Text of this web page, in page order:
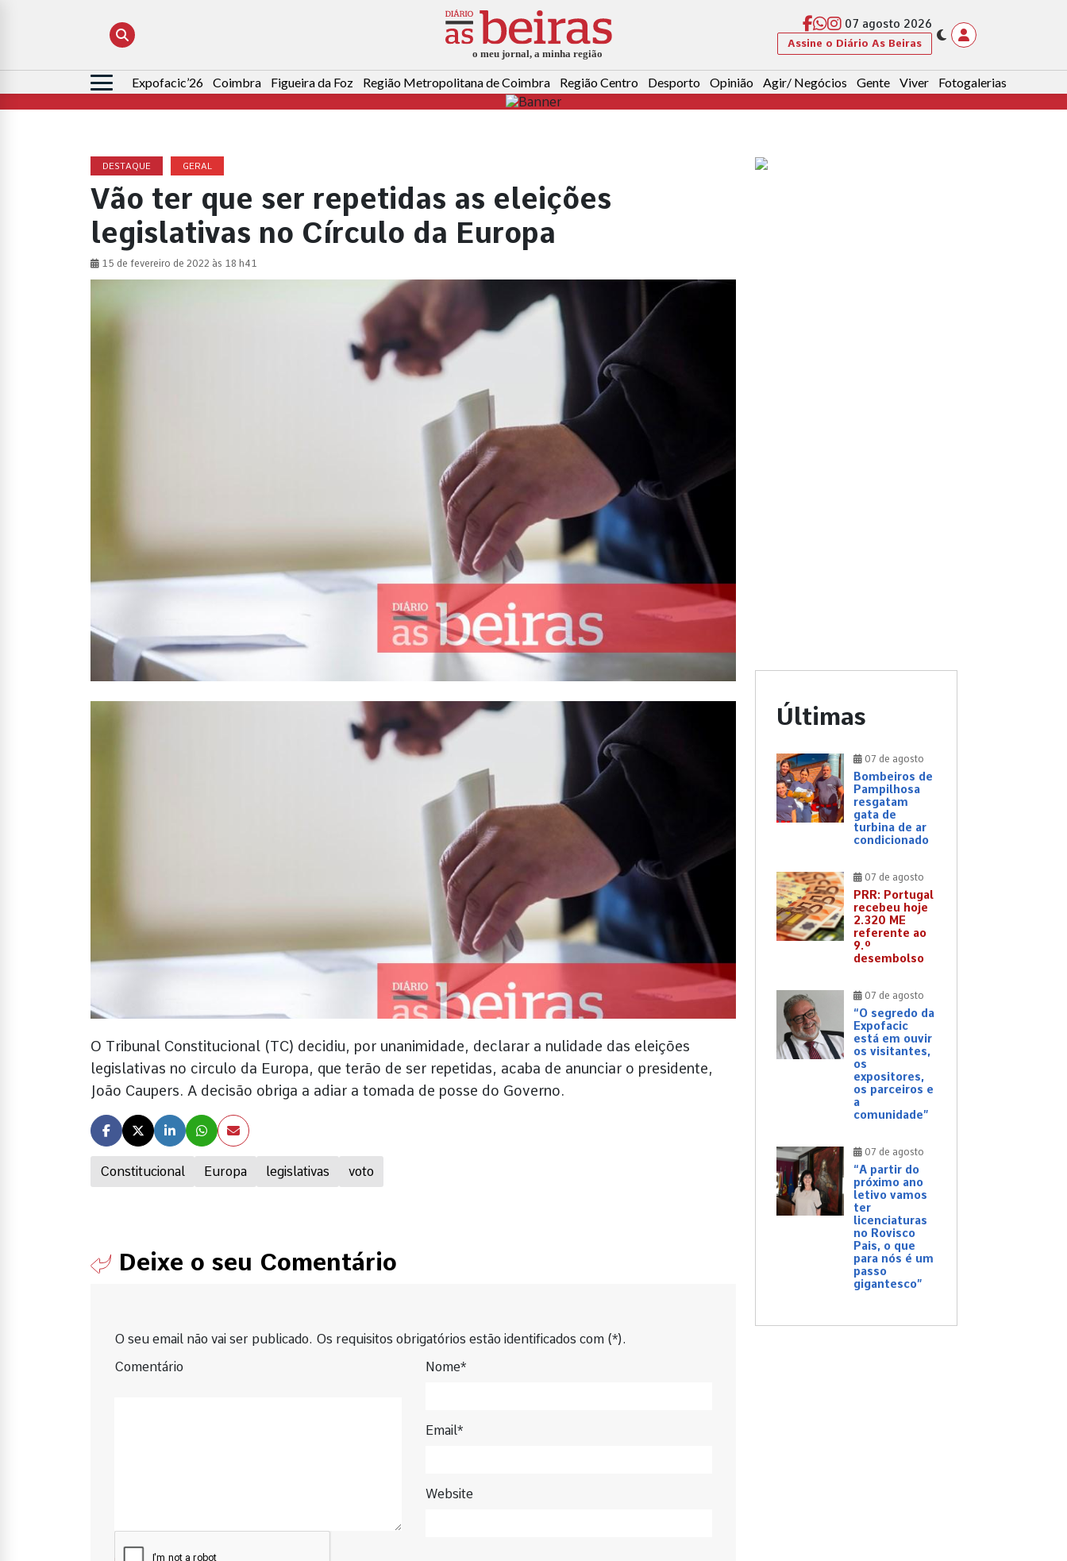
07 agosto 2026
Assine o Diário As Beiras
Pesquisar
por:
Expofacic’26 Coimbra Figueira da Foz Região Metropolitana de Coimbra Região Centro Desporto Opinião Agir/ Negócios Gente Viver Fotogalerias
DESTAQUE GERAL
Vão ter que ser repetidas as eleições
legislativas no Círculo da Europa
15 de fevereiro de 2022 às 18 h41
Constitucional Europa legislativas voto
O Tribunal Constitucional (TC) decidiu, por unanimidade, declarar a nulidade das eleições
legislativas no circulo da Europa, que terão de ser repetidas, acaba de anunciar o presidente,
João Caupers. A decisão obriga a adiar a tomada de posse do Governo.
Deixe o seu Comentário
O seu email não vai ser publicado. Os requisitos obrigatórios estão identificados com (*).
Comentário
Nome*
Email*
Website
Últimas
07 de agosto
Bombeiros de
Pampilhosa
resgatam
gata de
turbina de ar
condicionado
07 de agosto
PRR: Portugal
recebeu hoje
2.320 ME
referente ao
9.º
desembolso
07 de agosto
“O segredo da
Expofacic
está em ouvir
os visitantes,
os
expositores,
os parceiros e
a
comunidade”
07 de agosto
“A partir do
próximo ano
letivo vamos
ter
licenciaturas
no Rovisco
Pais, o que
para nós é um
passo
gigantesco”